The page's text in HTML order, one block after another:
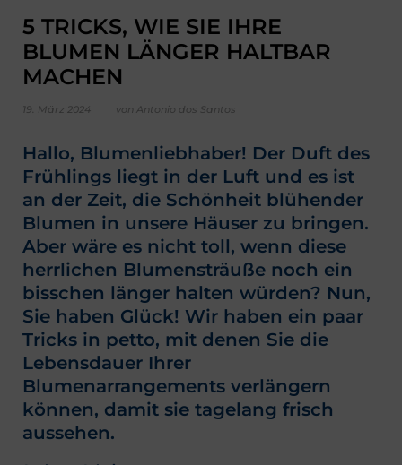
5 TRICKS, WIE SIE IHRE
BLUMEN LÄNGER HALTBAR
MACHEN
19. März 2024 von Antonio dos Santos
Hallo, Blumenliebhaber! Der Duft des
Frühlings liegt in der Luft und es ist
an der Zeit, die Schönheit blühender
Blumen in unsere Häuser zu bringen.
Aber wäre es nicht toll, wenn diese
herrlichen Blumensträuße noch ein
bisschen länger halten würden? Nun,
Sie haben Glück! Wir haben ein paar
Tricks in petto, mit denen Sie die
Lebensdauer Ihrer
Blumenarrangements verlängern
können, damit sie tagelang frisch
aussehen.